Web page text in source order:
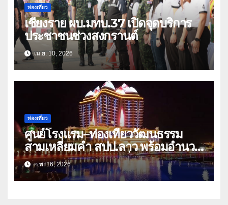
ท่องเที่ยว
เชียงราย ผบ.มทบ.37 เปิดจุดบริการ
ประชาชนช่วงสงกรานต์
เม.ย. 10, 2026
ท่องเที่ยว
ศูนย์โรงแรม–ท่องเที่ยววัฒนธรรม
สามเหลี่ยมคำ สปป.ลาว พร้อมอำนวย
ความสะดวกนักท่องเที่ยวช่วงเทศกาล
ตรุษจีน
ก.พ. 16, 2026